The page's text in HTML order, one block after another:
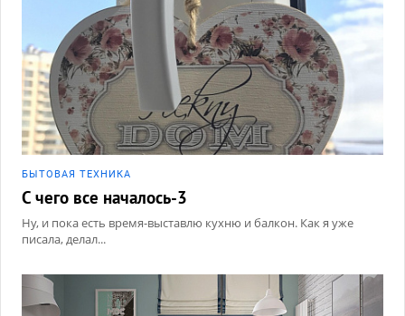
БЫТОВАЯ ТЕХНИКА
С чего все началось-3
Ну, и пока есть время-выставлю кухню и балкон. Как я уже
писала, делал...